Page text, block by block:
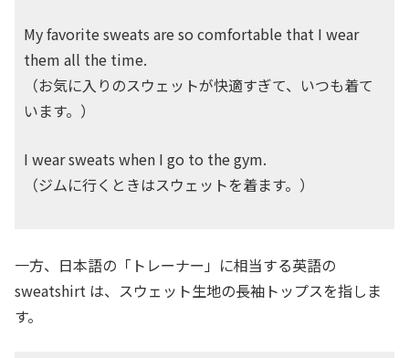
My favorite sweats are so comfortable that I wear
them all the time.
（お気に入りのスウェットが快適すぎて、いつも着て
います。）
I wear sweats when I go to the gym.
（ジムに行くときはスウェットを着ます。）
一方、日本語の「トレーナー」に相当する英語の
sweatshirt は、スウェット生地の長袖トップスを指しま
す。